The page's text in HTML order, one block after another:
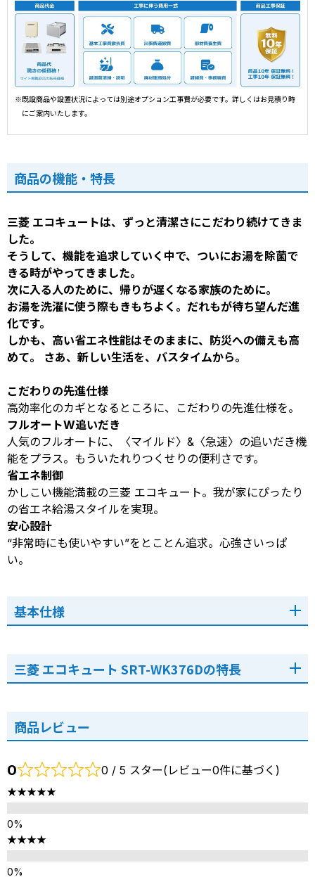
※既設商品や設置状況によっては別途オプション工事費が必要です。詳しくはお見積り時
にご案内いたします。
商品の機能・特長
三菱 エコキュートは、ずっと清潔さにこだわり続けてきま
した。
そうして、機能を追求していく中で、ついにお湯を除菌で
きる時がやってきました。
次に入る人のために、帰りが遅くなる家族のために。
お湯を洗濯に使う際もきもちよく。だれもが待ち望んだ進
化です。
しかも、高い省エネ性能はそのままに、防災への備えも高
めて。 さあ、新しい生活を、バスタイムから。
こだわりの先進仕様
高効率化のカギとなるところに、こだわりの先進仕様を。
フルオートW追いだき
人気のフルオートに、〈マイルド〉&〈急速〉の追いだき機
能をプラス。もういたれりつくせりの便利さです。
省エネ制御
かしこい機能満載の三菱 エコキュート。我が家にぴったり
の省エネ給湯スタイルを実現。
安心設計
“非常時にも使いやすい”をとことん追求。心強さいっぱ
い。
基本仕様
三菱 エコキュート SRT-WK376Dの特長
商品レビュー
0 0 / 5 スター(レビュー0件に基づく)
★★★★★
★★★★